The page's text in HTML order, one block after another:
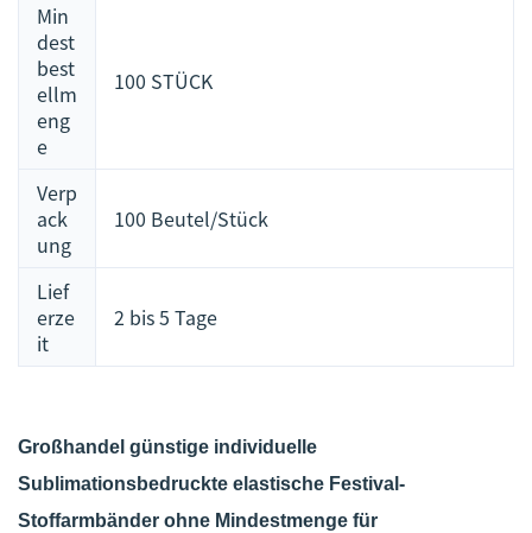
Min
dest
best
ellm
eng
e
100 STÜCK
Verp
ack
ung
100 Beutel/Stück
Lief
erze
it
2 bis 5 Tage
Großhandel günstige individuelle
Sublimationsbedruckte elastische Festival-
Stoffarmbänder ohne Mindestmenge für